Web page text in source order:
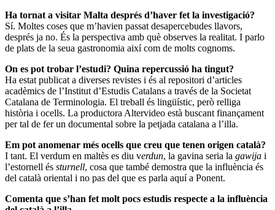
Ha tornat a visitar Malta després d’haver fet la investigació?
Sí. Moltes coses que m’havien passat desapercebudes llavors,
després ja no. És la perspectiva amb què observes la realitat. I parlo
de plats de la seua gastronomia així com de molts cognoms.
On es pot trobar l’estudi? Quina repercussió ha tingut?
Ha estat publicat a diverses revistes i és al repositori d’articles
acadèmics de l’Institut d’Estudis Catalans a través de la Societat
Catalana de Terminologia. El treball és lingüístic, però relliga
història i ocells. La productora Altervideo està buscant finançament
per tal de fer un documental sobre la petjada catalana a l’illa.
Em pot anomenar més ocells que creu que tenen origen català?
I tant. El verdum en maltès es diu verdun, la gavina seria la gawija i
l’estornell és sturnell, cosa que també demostra que la influència és
del català oriental i no pas del que es parla aquí a Ponent.
Comenta que s’han fet molt pocs estudis respecte a la influència